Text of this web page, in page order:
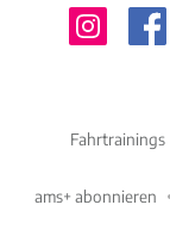
Fahrtrainings
ams+ abonnieren